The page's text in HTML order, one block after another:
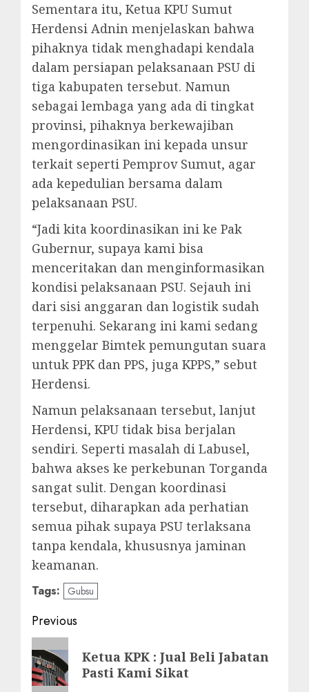
Sementara itu, Ketua KPU Sumut
Herdensi Adnin menjelaskan bahwa
pihaknya tidak menghadapi kendala
dalam persiapan pelaksanaan PSU di
tiga kabupaten tersebut. Namun
sebagai lembaga yang ada di tingkat
provinsi, pihaknya berkewajiban
mengordinasikan ini kepada unsur
terkait seperti Pemprov Sumut, agar
ada kepedulian bersama dalam
pelaksanaan PSU.
“Jadi kita koordinasikan ini ke Pak
Gubernur, supaya kami bisa
menceritakan dan menginformasikan
kondisi pelaksanaan PSU. Sejauh ini
dari sisi anggaran dan logistik sudah
terpenuhi. Sekarang ini kami sedang
menggelar Bimtek pemungutan suara
untuk PPK dan PPS, juga KPPS,” sebut
Herdensi.
Namun pelaksanaan tersebut, lanjut
Herdensi, KPU tidak bisa berjalan
sendiri. Seperti masalah di Labusel,
bahwa akses ke perkebunan Torganda
sangat sulit. Dengan koordinasi
tersebut, diharapkan ada perhatian
semua pihak supaya PSU terlaksana
tanpa kendala, khususnya jaminan
keamanan.
Tags: Gubsu
Post
navigation
Previous
Previous
post:
Ketua KPK : Jual Beli Jabatan
Pasti Kami Sikat